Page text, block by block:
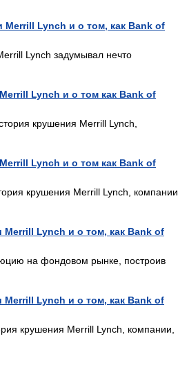
Lynch и о том, как Bank of
Lynch задумывал нечто
Lynch и о том как Bank of
крушения Merrill Lynch,
Lynch и о том как Bank of
крушения Merrill Lynch, компании,
Lynch и о том, как Bank of
на фондовом рынке, построив
Lynch и о том, как Bank of
крушения Merrill Lynch, компании,